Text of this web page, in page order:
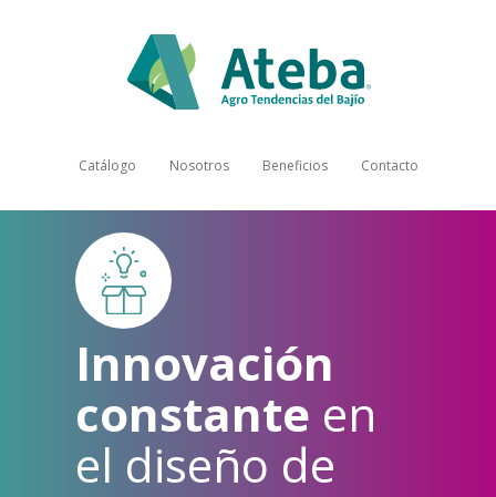
Catálogo Nosotros Beneficios Contacto
especialistas en
la fabricación y
comercialización